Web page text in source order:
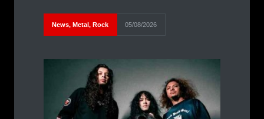
News, Metal , Rock 05/08/2026